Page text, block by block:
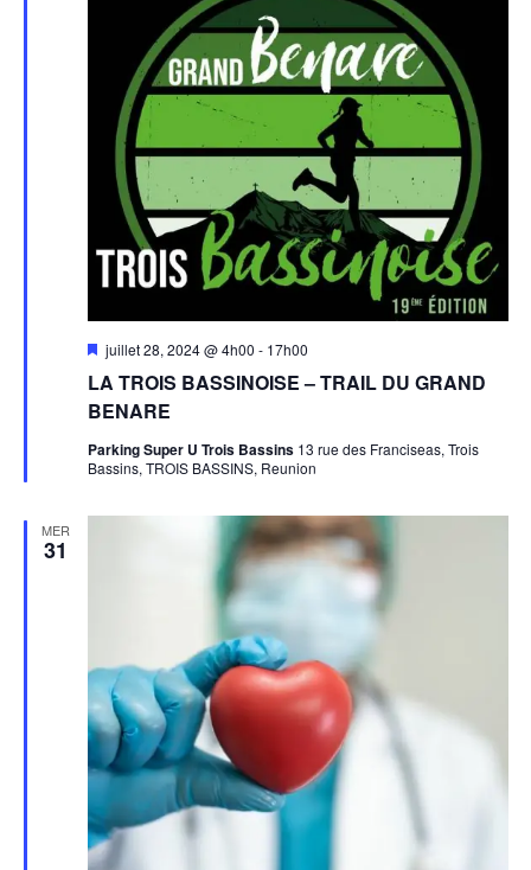
LA TROIS BASSINOISE – TRAIL DU GRAND
BENARE
Mis
avant
juillet 28, 2024 @ 4h00 - 17h00
Parking Super U Trois Bassins 13 rue des Franciseas, Trois
Bassins, TROIS BASSINS, Reunion
MER
31